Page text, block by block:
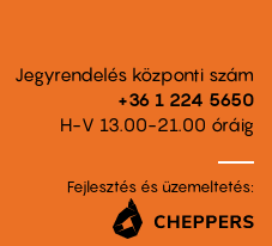
Jegyrendelés központi szám
+36 1 224 5650
H-V 13.00-21.00 óráig
Fejlesztés és üzemeltetés: